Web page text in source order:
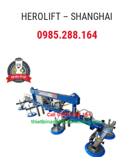
HEROLIFT – SHANGHAI
0985.288.164